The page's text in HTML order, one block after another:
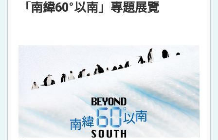
「南緯60°以南」專題展覽